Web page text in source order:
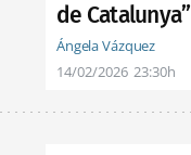
de Catalunya”
Ángela Vázquez
14/02/2026 23:30h